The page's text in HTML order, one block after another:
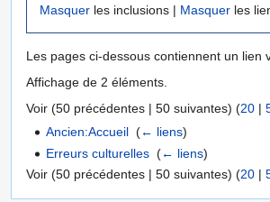
Masquer les inclusions | Masquer les
Les pages ci-dessous contiennent un lien
Affichage de 2 éléments.
Voir (50 précédentes | 50 suivantes) (20 |
Ancien:Accueil ‎(← liens)
Erreurs culturelles ‎(← liens)
Voir (50 précédentes | 50 suivantes) (20 |